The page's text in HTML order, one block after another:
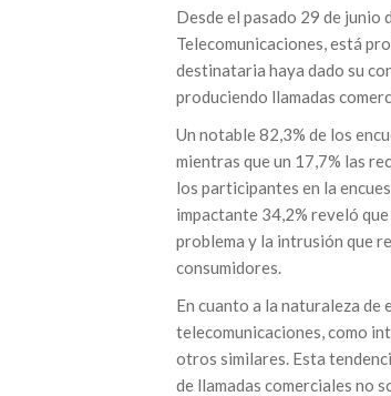
Desde el pasado 29 de junio
Telecomunicaciones, está
destinataria haya dado su
produciendo llamadas
Un notable 82,3% de los
mientras que un 17,7% las
los participantes en la
impactante 34,2% reveló
problema y la intrusión que
consumidores.
En cuanto a la naturaleza de
telecomunicaciones, como
otros similares. Esta
de llamadas comerciales no